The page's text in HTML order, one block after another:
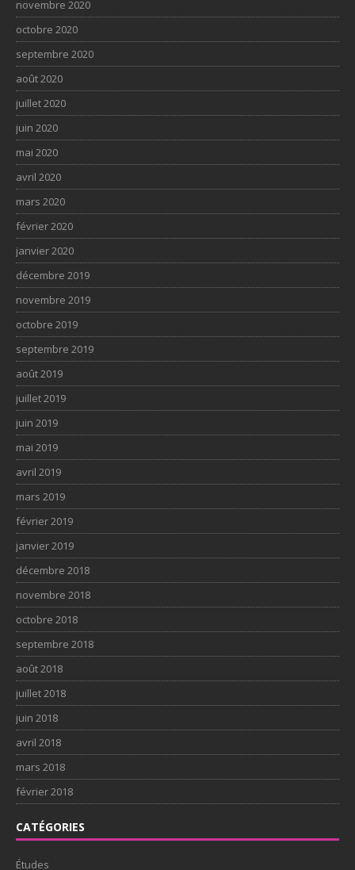
novembre 2020
octobre 2020
septembre 2020
août 2020
juillet 2020
juin 2020
mai 2020
avril 2020
mars 2020
février 2020
janvier 2020
décembre 2019
novembre 2019
octobre 2019
septembre 2019
août 2019
juillet 2019
juin 2019
mai 2019
avril 2019
mars 2019
février 2019
janvier 2019
décembre 2018
novembre 2018
octobre 2018
septembre 2018
août 2018
juillet 2018
juin 2018
avril 2018
mars 2018
février 2018
CATÉGORIES
Études